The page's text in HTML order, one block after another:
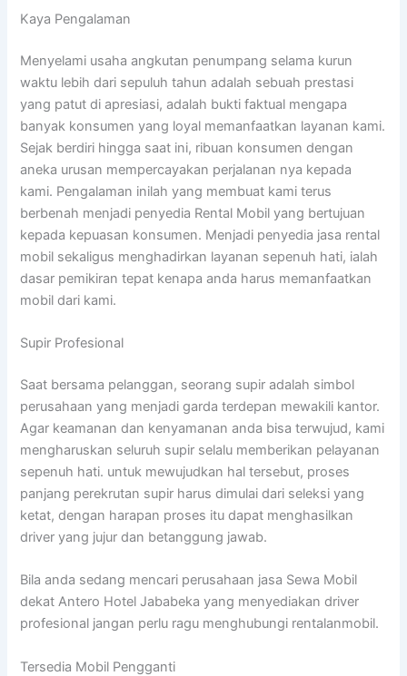
Kaya Pengalaman
Menyelami usaha angkutan penumpang selama kurun
waktu lebih dari sepuluh tahun adalah sebuah prestasi
yang patut di apresiasi, adalah bukti faktual mengapa
banyak konsumen yang loyal memanfaatkan layanan kami.
Sejak berdiri hingga saat ini, ribuan konsumen dengan
aneka urusan mempercayakan perjalanan nya kepada
kami. Pengalaman inilah yang membuat kami terus
berbenah menjadi penyedia Rental Mobil yang bertujuan
kepada kepuasan konsumen. Menjadi penyedia jasa rental
mobil sekaligus menghadirkan layanan sepenuh hati, ialah
dasar pemikiran tepat kenapa anda harus memanfaatkan
mobil dari kami.
Supir Profesional
Saat bersama pelanggan, seorang supir adalah simbol
perusahaan yang menjadi garda terdepan mewakili kantor.
Agar keamanan dan kenyamanan anda bisa terwujud, kami
mengharuskan seluruh supir selalu memberikan pelayanan
sepenuh hati. untuk mewujudkan hal tersebut, proses
panjang perekrutan supir harus dimulai dari seleksi yang
ketat, dengan harapan proses itu dapat menghasilkan
driver yang jujur dan betanggung jawab.
Bila anda sedang mencari perusahaan jasa Sewa Mobil
dekat Antero Hotel Jababeka yang menyediakan driver
profesional jangan perlu ragu menghubungi rentalanmobil.
Tersedia Mobil Pengganti